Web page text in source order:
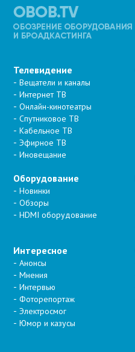
Телевидение
Вещатели и каналы
Интернет ТВ
Онлайн-кинотеатры
Спутниковое ТВ
Кабельное ТВ
Эфирное ТВ
Иновещание
Оборудование
Новинки
Обзоры
HDMI оборудование
Интересное
Анонсы
Мнения
Интервью
Фоторепортаж
Электросмог
Юмор и казусы